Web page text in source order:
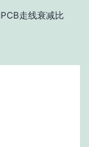
走线衰减比